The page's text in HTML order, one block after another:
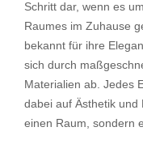
Schritt dar, wenn es
Raumes im Zuhause
bekannt für ihre
sich durch
Materialien ab. Jedes
dabei auf Ästhetik
einen Raum, sondern